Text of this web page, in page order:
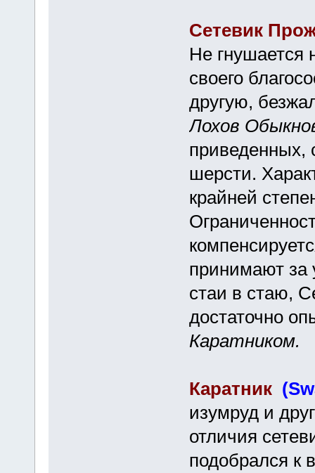
Сетевик
Не гнушается
своего
другую,
Лохов
приведенных,
шерсти.
крайней
принимают за
стаи в стаю,
достаточно
Каратником.
Каратник
изумруд и
отличия
подобрался к